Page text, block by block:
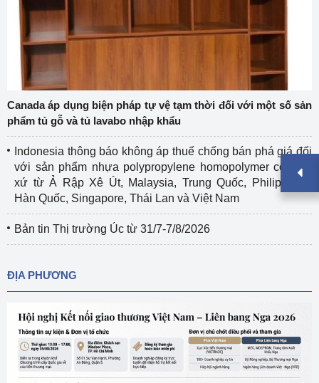
Canada áp dụng biện pháp tự vệ tạm thời đối với một số sản
phẩm tủ gỗ và tủ lavabo nhập khẩu
Indonesia thông báo không áp thuế chống bán phá giá đối
với sản phẩm nhựa polypropylene homopolymer có xuất
xứ từ Ả Rập Xê Út, Malaysia, Trung Quốc, Philippines,
Hàn Quốc, Singapore, Thái Lan và Việt Nam
Bản tin Thị trường Úc từ 31/7-7/8/2026
ĐỊA PHƯƠNG